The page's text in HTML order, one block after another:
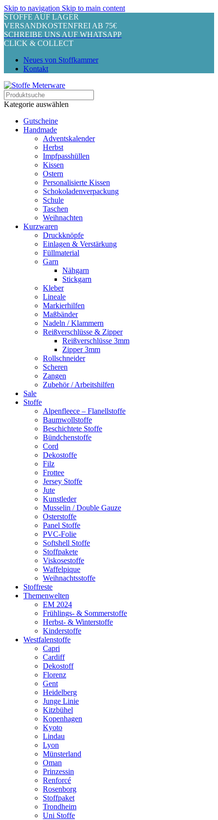
Skip to navigation Skip to main content
STOFFE AUF LAGER
VERSANDKOSTENFREI AB 75€
SCHREIBE UNS AUF WHATSAPP
CLICK & COLLECT
Neues von Stoffkammer
Kontakt
Kategorie auswählen
Gutscheine
Handmade
Adventskalender
Herbst
Impfpasshüllen
Kissen
Ostern
Personalisierte Kissen
Schokoladenverpackung
Schule
Taschen
Weihnachten
Kurzwaren
Druckknöpfe
Einlagen & Verstärkung
Füllmaterial
Garn
Nähgarn
Stickgarn
Kleber
Lineale
Markierhilfen
Maßbänder
Nadeln / Klammern
Reißverschlüsse & Zipper
Reißverschlüsse 3mm
Zipper 3mm
Rollschneider
Scheren
Zangen
Zubehör / Arbeitshilfen
Sale
Stoffe
Alpenfleece – Flanellstoffe
Baumwollstoffe
Beschichtete Stoffe
Bündchenstoffe
Cord
Dekostoffe
Filz
Frottee
Jersey Stoffe
Jute
Kunstleder
Musselin / Double Gauze
Osterstoffe
Panel Stoffe
PVC-Folie
Softshell Stoffe
Stoffpakete
Viskosestoffe
Waffelpique
Weihnachtsstoffe
Stoffreste
Themenwelten
EM 2024
Frühlings- & Sommerstoffe
Herbst- & Winterstoffe
Kinderstoffe
Westfalenstoffe
Capri
Cardiff
Dekostoff
Florenz
Gent
Heidelberg
Junge Linie
Kitzbühel
Kopenhagen
Kyoto
Lindau
Lyon
Münsterland
Oman
Prinzessin
Renforcé
Rosenborg
Stoffpaket
Trondheim
Uni Stoffe